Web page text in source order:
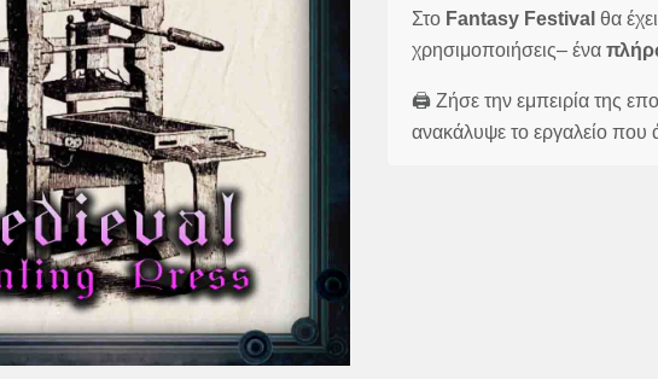
Στο Fantasy Festival θα
χρησιμοποιήσεις– ένα
🖨️ Ζήσε την εμπειρία της
ανακάλυψε το εργαλείο που